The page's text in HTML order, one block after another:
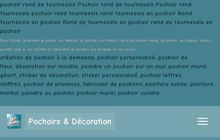
pochoir rond de tournesols Pochoir rond de tournesols Pochoir rond
tournesols pochoir rond tournesols rond tournesols en pochoir Rond
tournesols en pochoir Rond de tournesols en pochoir rond de tournesols en
pochoir
Style Pochoir, décoration au pochoir, 1er fabricant de pochoirs en France. Pour la décoration murale, décoration sur meubles, portes,
pochoirs pour le sol. Création et fabrication de pochoirs à la demande et sur mesure.
création de pochoir à la demande, pochoir personnalisé, pochoir de
fleur, décoration sur meuble, peindre un pochoir sur un mur, pochoir mural
géant, sticker de décoration, sticker personnalisé, pochoir lettres
chiffres, pochoir de provence, fabricant de pochoirs, peinture solide, peinture
markal, peindre au pochoir, pochoir mural, pochoir cuisine
Pochoirs & Décoration